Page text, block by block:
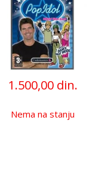
1.500,00 din.
Nema na stanju